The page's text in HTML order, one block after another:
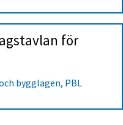
för
bygglagen, PBL